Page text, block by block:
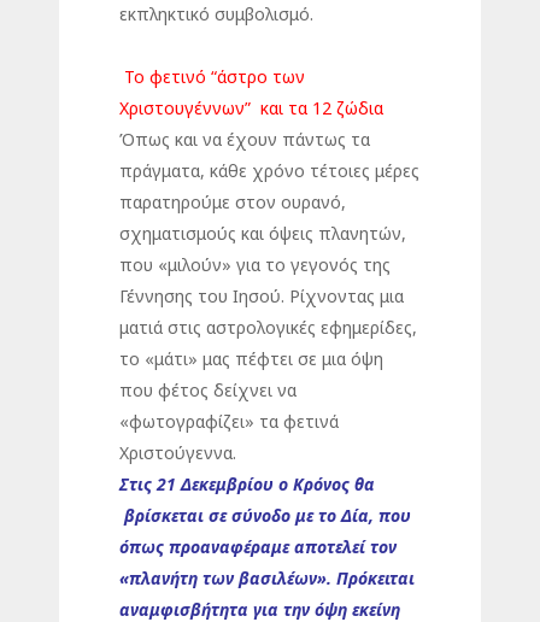
εκπληκτικό συμβολισμό.
Το φετινό “άστρο των
Χριστουγέννων” και τα 12 ζώδια
Όπως και να έχουν πάντως τα
πράγματα, κάθε χρόνο τέτοιες μέρες
παρατηρούμε στον ουρανό,
σχηματισμούς και όψεις πλανητών,
που «μιλούν» για το γεγονός της
Γέννησης του Ιησού. Ρίχνοντας μια
ματιά στις αστρολογικές εφημερίδες,
το «μάτι» μας πέφτει σε μια όψη
που φέτος δείχνει να
«φωτογραφίζει» τα φετινά
Χριστούγεννα.
Στις 21 Δεκεμβρίου ο Κρόνος θα
βρίσκεται σε σύνοδο με το Δία, που
όπως προαναφέραμε αποτελεί τον
«πλανήτη των βασιλέων». Πρόκειται
αναμφισβήτητα για την όψη εκείνη